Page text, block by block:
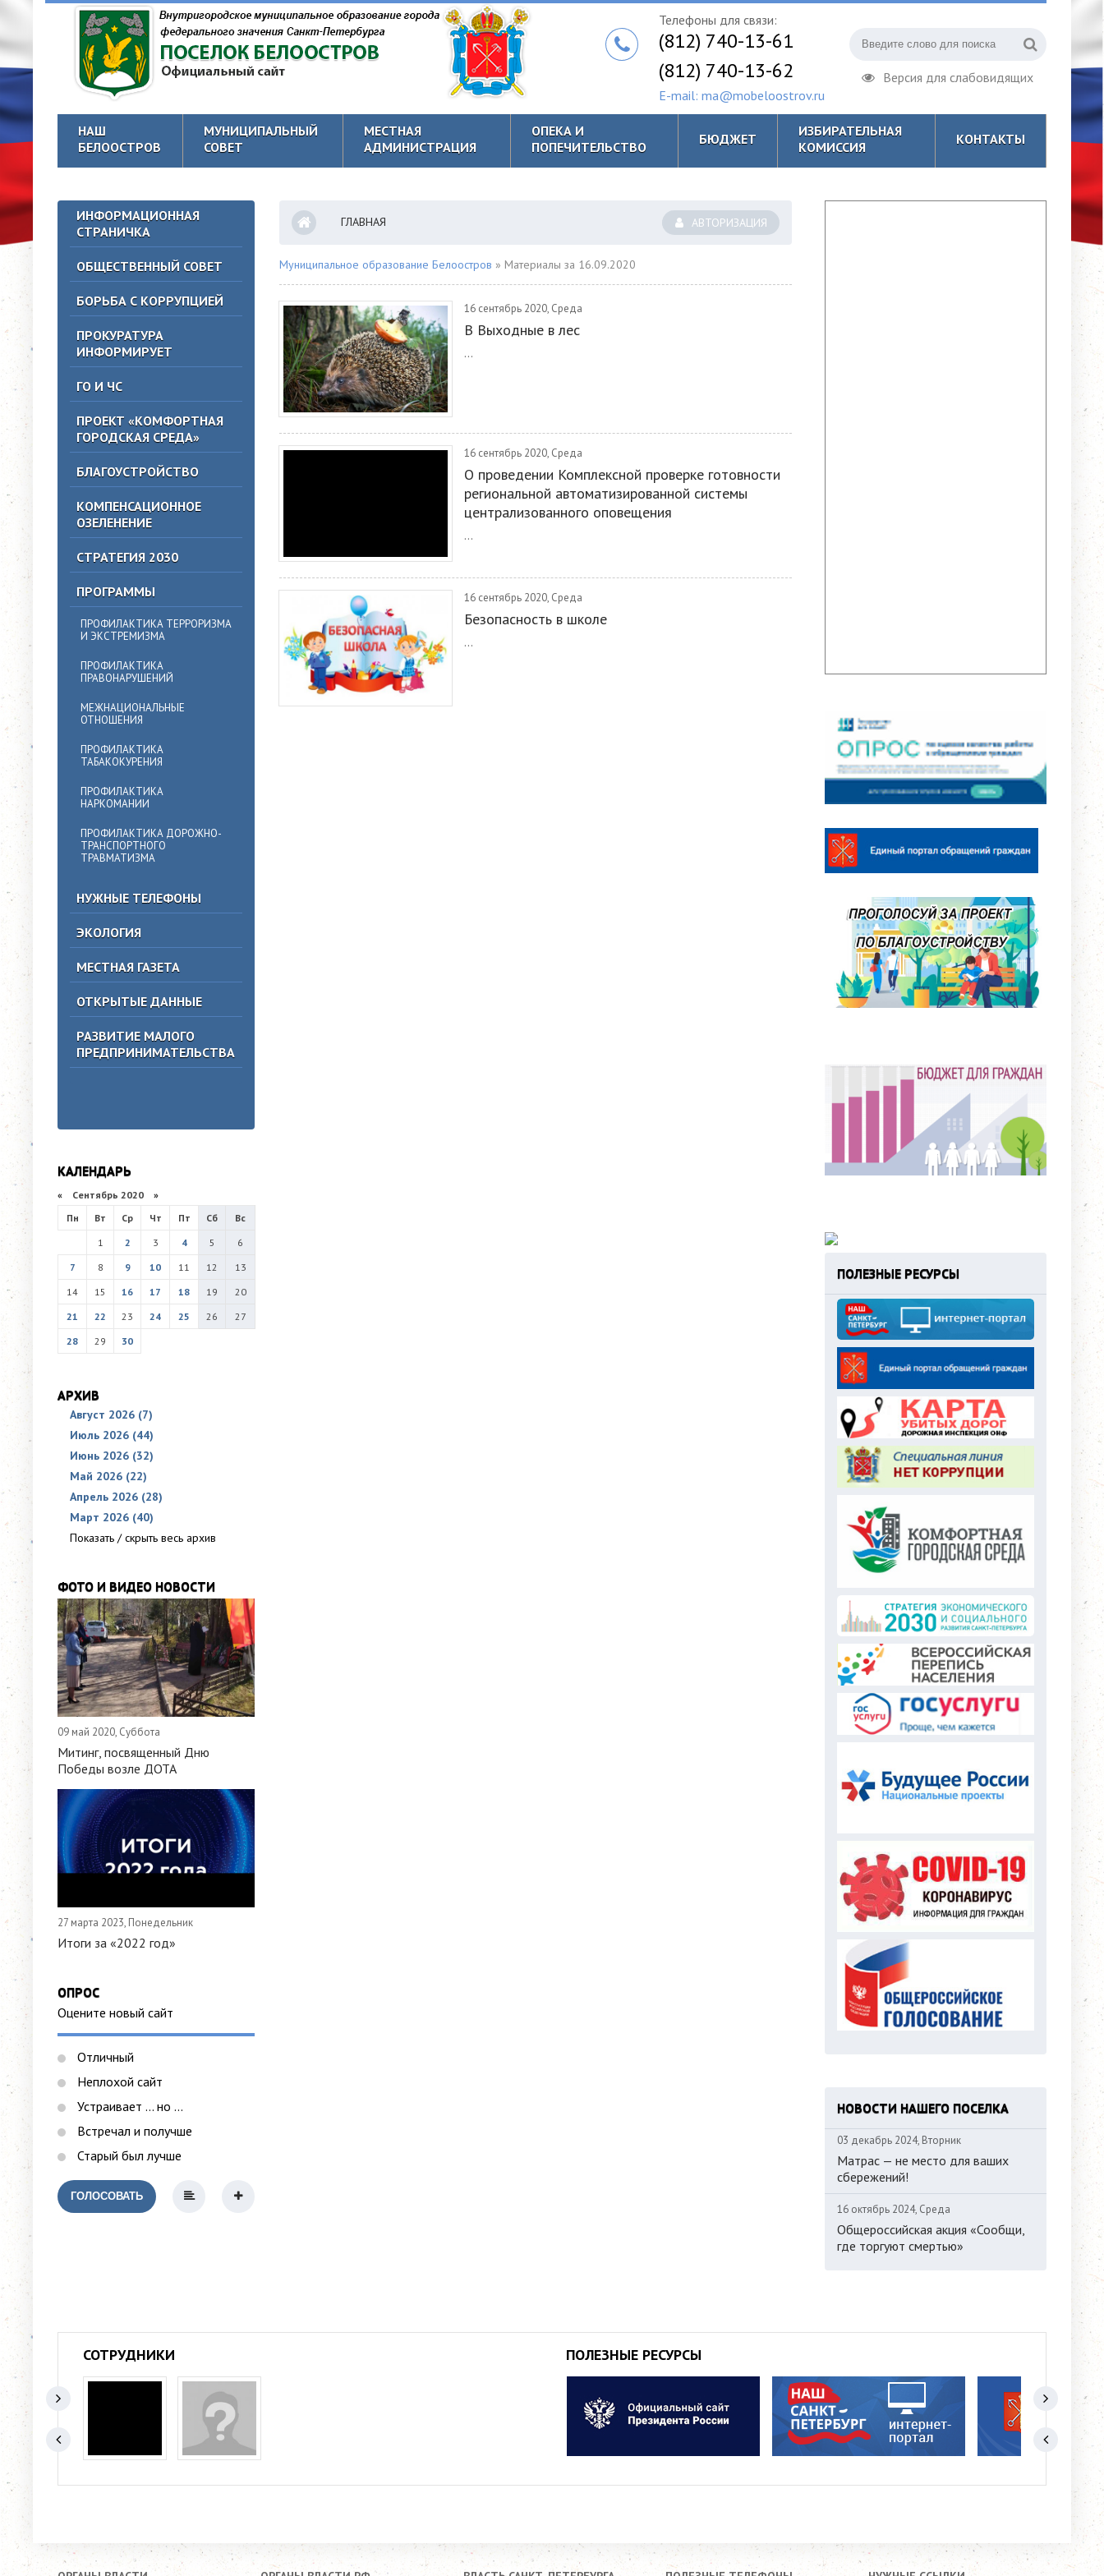
Версия для слабовидящих
Телефоны для связи:
(812) 740-13-61
(812) 740-13-62
E-mail: ma@mobeloostrov.ru
НАШ
БЕЛООСТРОВ
МУНИЦИПАЛЬНЫЙ
СОВЕТ
МЕСТНАЯ
АДМИНИСТРАЦИЯ
ОПЕКА И
ПОПЕЧИТЕЛЬСТВО
БЮДЖЕТ
ИЗБИРАТЕЛЬНАЯ
КОМИССИЯ
КОНТАКТЫ
ИНФОРМАЦИОННАЯ
СТРАНИЧКА
ОБЩЕСТВЕННЫЙ СОВЕТ
БОРЬБА С КОРРУПЦИЕЙ
ПРОКУРАТУРА
ИНФОРМИРУЕТ
ГО И ЧС
ПРОЕКТ «КОМФОРТНАЯ
ГОРОДСКАЯ СРЕДА»
БЛАГОУСТРОЙСТВО
КОМПЕНСАЦИОННОЕ
ОЗЕЛЕНЕНИЕ
СТРАТЕГИЯ 2030
ПРОГРАММЫ
ПРОФИЛАКТИКА ТЕРРОРИЗМА
И ЭКСТРЕМИЗМА
ПРОФИЛАКТИКА
ПРАВОНАРУШЕНИЙ
МЕЖНАЦИОНАЛЬНЫЕ
ОТНОШЕНИЯ
ПРОФИЛАКТИКА
ТАБАКОКУРЕНИЯ
ПРОФИЛАКТИКА
НАРКОМАНИИ
ПРОФИЛАКТИКА ДОРОЖНО-
ТРАНСПОРТНОГО
ТРАВМАТИЗМА
НУЖНЫЕ ТЕЛЕФОНЫ
ЭКОЛОГИЯ
МЕСТНАЯ ГАЗЕТА
ОТКРЫТЫЕ ДАННЫЕ
РАЗВИТИЕ МАЛОГО
ПРЕДПРИНИМАТЕЛЬСТВА
КАЛЕНДАРЬ
« Сентябрь 2020 »
Пн
Вт Ср Чт Пт Сб
Вс
1
2 3 4 5
6
7
8 9 10 11 12
13
14
15 16 17 18 19
20
21
22 23 24 25 26
27
28
29 30
АРХИВ
Август 2026 (7)
Июль 2026 (44)
Июнь 2026 (32)
Май 2026 (22)
Апрель 2026 (28)
Март 2026 (40)
Показать / скрыть весь архив
ФОТО И ВИДЕО НОВОСТИ
09 май 2020, Суббота
Митинг, посвященный Дню
Победы возле ДОТА
27 марта 2023, Понедельник
Итоги за «2022 год»
ОПРОС
Оцените новый сайт
Отличный
Неплохой сайт
Устраивает ... но ...
Встречал и получше
Старый был лучше
ГОЛОСОВАТЬ
ГЛАВНАЯ АВТОРИЗАЦИЯ
Муниципальное образование Белоостров » Материалы за 16.09.2020
16 сентябрь 2020, Среда
В Выходные в лес
...
16 сентябрь 2020, Среда
О проведении Комплексной проверке готовности
региональной автоматизированной системы
централизованного оповещения
...
16 сентябрь 2020, Среда
Безопасность в школе
...
ПОЛЕЗНЫЕ РЕСУРСЫ
НОВОСТИ НАШЕГО ПОСЕЛКА
03 декабрь 2024, Вторник
Матрас — не место для ваших
сбережений!
16 октябрь 2024, Среда
Общероссийская акция «Сообщи,
где торгуют смертью»
СОТРУДНИКИ ПОЛЕЗНЫЕ РЕСУРСЫ